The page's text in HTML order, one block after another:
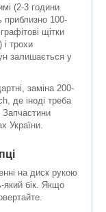
(2-3 години
приблизно 100-
щітки
і трохи
залишається у
заміна 200-
де іноді треба
Запчастини
України.
на диск рукою
який бік. Якщо